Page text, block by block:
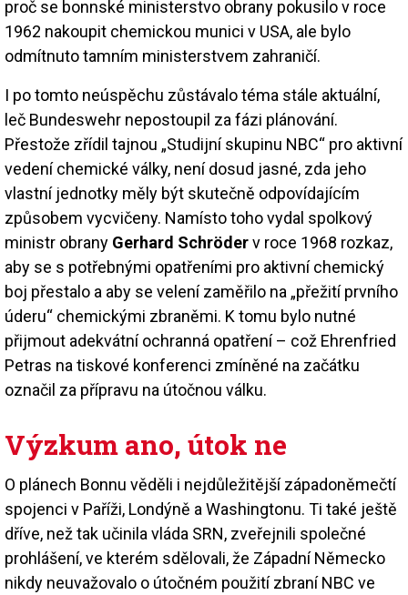
proč se bonnské ministerstvo obrany pokusilo v roce
1962 nakoupit chemickou munici v USA, ale bylo
odmítnuto tamním ministerstvem zahraničí.
I po tomto neúspěchu zůstávalo téma stále aktuální,
leč Bundeswehr nepostoupil za fázi plánování.
Přestože zřídil tajnou „Studijní skupinu NBC“ pro aktivní
vedení chemické války, není dosud jasné, zda jeho
vlastní jednotky měly být skutečně odpovídajícím
způsobem vycvičeny. Namísto toho vydal spolkový
ministr obrany Gerhard Schröderv roce 1968 rozkaz,
aby se s potřebnými opatřeními pro aktivní chemický
boj přestalo a aby se velení zaměřilo na „přežití prvního
úderu“ chemickými zbraněmi. K tomu bylo nutné
přijmout adekvátní ochranná opatření – což Ehrenfried
Petras na tiskové konferenci zmíněné na začátku
označil za přípravu na útočnou válku.
Výzkum ano, útok ne
O plánech Bonnu věděli i nejdůležitější západoněmečtí
spojenci v Paříži, Londýně a Washingtonu. Ti také ještě
dříve, než tak učinila vláda SRN, zveřejnili společné
prohlášení, ve kterém sdělovali, že Západní Německo
nikdy neuvažovalo o útočném použití zbraní NBC ve